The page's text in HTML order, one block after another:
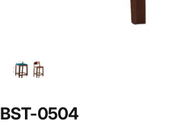
BST-0504